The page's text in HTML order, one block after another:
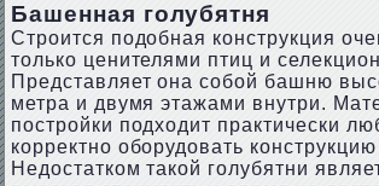
Башенная голубятня
Строится подобная конструкция
только ценителями птиц и
Представляет она собой башню
метра и двумя этажами внутри.
постройки подходит практически
корректно оборудовать конструкцию
Недостатком такой голубятни